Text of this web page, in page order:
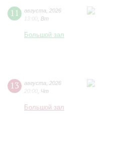
11 августа
2026
13:00 Вт
Большой зал
13 августа
2026
20:00 Чт
Большой зал